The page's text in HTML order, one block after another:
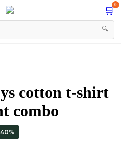
🛒
0
🔍
cotton t-shirt
combo